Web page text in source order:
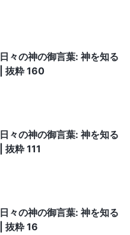
日々の神の御言葉: 神を知る
| 抜粋 160
日々の神の御言葉: 神を知る
| 抜粋 111
日々の神の御言葉: 神を知る
| 抜粋 16